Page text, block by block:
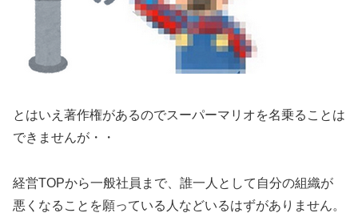
とはいえ著作権があるのでスーパーマリオを名乗ることは
できませんが・・
経営TOPから一般社員まで、誰一人として自分の組織が
悪くなることを願っている人などいるはずがありません。